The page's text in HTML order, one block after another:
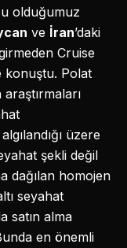
olduğumuz
ve İran’daki
Cruise
konuştu. Polat
üzere
şekli değil
dağılan homojen
seyahat
satın alma
en önemli